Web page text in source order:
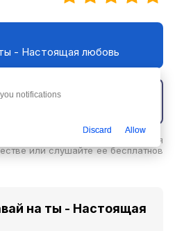
- Настоящая любовь
песню Давай на ты - Настоящая
или слушайте ее бесплатнов
на ты - Настоящая
notifications
Discard Allow